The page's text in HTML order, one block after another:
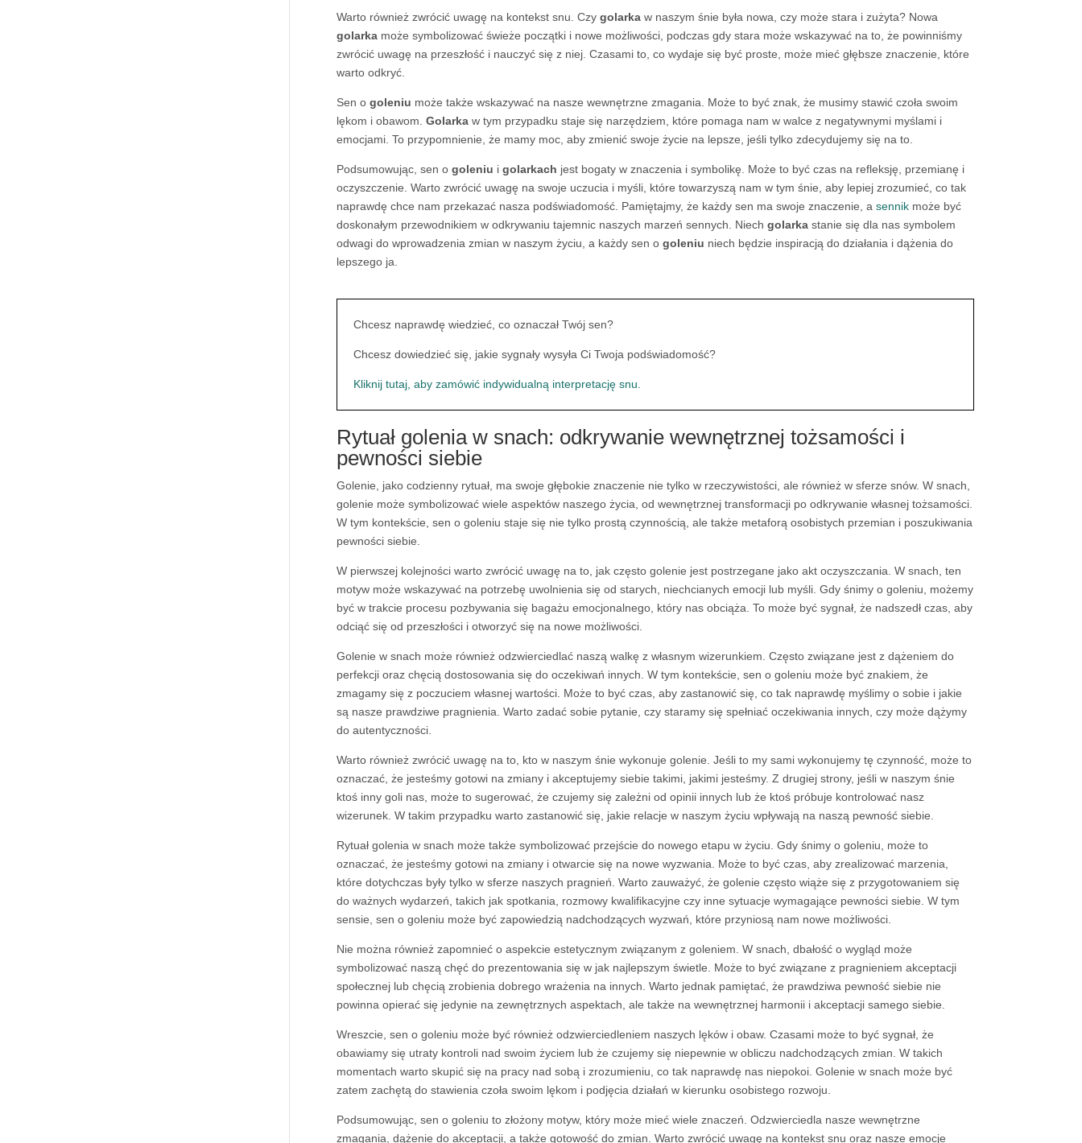
Warto również zwrócić uwagę na kontekst snu. Czy golarkaw naszym śnie była nowa, czy może stara i zużyta? Nowa
golarkamoże symbolizować świeże początki i nowe możliwości, podczas gdy stara może wskazywać na to, że powinniśmy
zwrócić uwagę na przeszłość i nauczyć się z niej. Czasami to, co wydaje się być proste, może mieć głębsze znaczenie, które
warto odkryć.
Sen o goleniu może także wskazywać na nasze wewnętrzne zmagania. Może to być znak, że musimy stawić czoła swoim
lękom i obawom. Golarkaw tym przypadku staje się narzędziem, które pomaga nam w walce z negatywnymi myślami i
emocjami. To przypomnienie, że mamy moc, aby zmienić swoje życie na lepsze, jeśli tylko zdecydujemy się na to.
Podsumowując, sen o goleniu i golarkach jest bogaty w znaczenia i symbolikę. Może to być czas na refleksję, przemianę i
oczyszczenie. Warto zwrócić uwagę na swoje uczucia i myśli, które towarzyszą nam w tym śnie, aby lepiej zrozumieć, co tak
naprawdę chce nam przekazać nasza podświadomość. Pamiętajmy, że każdy sen ma swoje znaczenie, a sennikmoże być
doskonałym przewodnikiem w odkrywaniu tajemnic naszych marzeń sennych. Niech golarkastanie się dla nas symbolem
odwagi do wprowadzenia zmian w naszym życiu, a każdy sen o goleniu niech będzie inspiracją do działania i dążenia do
lepszego ja.
Chcesz naprawdę wiedzieć, co oznaczał Twój sen?
Chcesz dowiedzieć się, jakie sygnały wysyła Ci Twoja podświadomość?
Kliknij tutaj, aby zamówić indywidualną interpretację snu.
Rytuał golenia w snach: odkrywanie wewnętrznej tożsamości i
pewności siebie
Golenie, jako codzienny rytuał, ma swoje głębokie znaczenie nie tylko w rzeczywistości, ale również w sferze snów. W snach,
golenie może symbolizować wiele aspektów naszego życia, od wewnętrznej transformacji po odkrywanie własnej tożsamości.
W tym kontekście, sen o goleniu staje się nie tylko prostą czynnością, ale także metaforą osobistych przemian i poszukiwania
pewności siebie.
W pierwszej kolejności warto zwrócić uwagę na to, jak często golenie jest postrzegane jako akt oczyszczania. W snach, ten
motyw może wskazywać na potrzebę uwolnienia się od starych, niechcianych emocji lub myśli. Gdy śnimy o goleniu, możemy
być w trakcie procesu pozbywania się bagażu emocjonalnego, który nas obciąża. To może być sygnał, że nadszedł czas, aby
odciąć się od przeszłości i otworzyć się na nowe możliwości.
Golenie w snach może również odzwierciedlać naszą walkę z własnym wizerunkiem. Często związane jest z dążeniem do
perfekcji oraz chęcią dostosowania się do oczekiwań innych. W tym kontekście, sen o goleniu może być znakiem, że
zmagamy się z poczuciem własnej wartości. Może to być czas, aby zastanowić się, co tak naprawdę myślimy o sobie i jakie
są nasze prawdziwe pragnienia. Warto zadać sobie pytanie, czy staramy się spełniać oczekiwania innych, czy może dążymy
do autentyczności.
Warto również zwrócić uwagę na to, kto w naszym śnie wykonuje golenie. Jeśli to my sami wykonujemy tę czynność, może to
oznaczać, że jesteśmy gotowi na zmiany i akceptujemy siebie takimi, jakimi jesteśmy. Z drugiej strony, jeśli w naszym śnie
ktoś inny goli nas, może to sugerować, że czujemy się zależni od opinii innych lub że ktoś próbuje kontrolować nasz
wizerunek. W takim przypadku warto zastanowić się, jakie relacje w naszym życiu wpływają na naszą pewność siebie.
Rytuał golenia w snach może także symbolizować przejście do nowego etapu w życiu. Gdy śnimy o goleniu, może to
oznaczać, że jesteśmy gotowi na zmiany i otwarcie się na nowe wyzwania. Może to być czas, aby zrealizować marzenia,
które dotychczas były tylko w sferze naszych pragnień. Warto zauważyć, że golenie często wiąże się z przygotowaniem się
do ważnych wydarzeń, takich jak spotkania, rozmowy kwalifikacyjne czy inne sytuacje wymagające pewności siebie. W tym
sensie, sen o goleniu może być zapowiedzią nadchodzących wyzwań, które przyniosą nam nowe możliwości.
Nie można również zapomnieć o aspekcie estetycznym związanym z goleniem. W snach, dbałość o wygląd może
symbolizować naszą chęć do prezentowania się w jak najlepszym świetle. Może to być związane z pragnieniem akceptacji
społecznej lub chęcią zrobienia dobrego wrażenia na innych. Warto jednak pamiętać, że prawdziwa pewność siebie nie
powinna opierać się jedynie na zewnętrznych aspektach, ale także na wewnętrznej harmonii i akceptacji samego siebie.
Wreszcie, sen o goleniu może być również odzwierciedleniem naszych lęków i obaw. Czasami może to być sygnał, że
obawiamy się utraty kontroli nad swoim życiem lub że czujemy się niepewnie w obliczu nadchodzących zmian. W takich
momentach warto skupić się na pracy nad sobą i zrozumieniu, co tak naprawdę nas niepokoi. Golenie w snach może być
zatem zachętą do stawienia czoła swoim lękom i podjęcia działań w kierunku osobistego rozwoju.
Podsumowując, sen o goleniu to złożony motyw, który może mieć wiele znaczeń. Odzwierciedla nasze wewnętrzne
zmagania, dążenie do akceptacji, a także gotowość do zmian. Warto zwrócić uwagę na kontekst snu oraz nasze emocje